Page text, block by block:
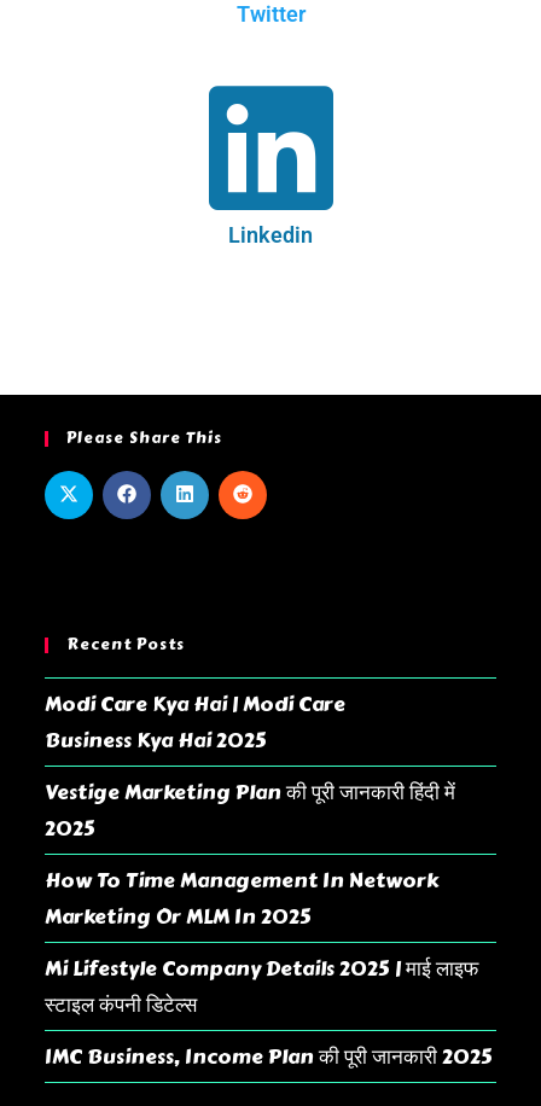
Twitter
Linkedin
Please Share This
Recent Posts
Modi Care Kya Hai | Modi Care
Business Kya Hai 2025
Vestige Marketing Plan की पूरी जानकारी हिंदी में
2025
How To Time Management In Network
Marketing Or MLM In 2025
Mi Lifestyle Company Details 2025 | माई लाइफ
स्टाइल कंपनी डिटेल्स
IMC Business, Income Plan की पूरी जानकारी 2025